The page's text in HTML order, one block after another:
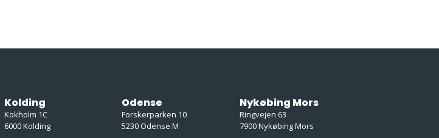
Kolding
Kokholm 1C
6000 Kolding
Odense
Forskerparken 10
5230 Odense M
Nykøbing Mors
Ringvejen 63
7900 Nykøbing Mors